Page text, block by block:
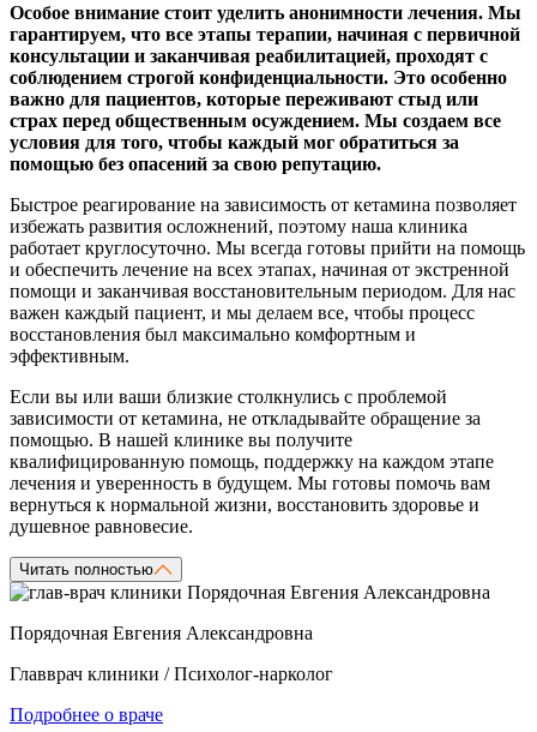
Особое внимание стоит уделить анонимности лечения. Мы
гарантируем, что все этапы терапии, начиная с первичной
консультации и заканчивая реабилитацией, проходят с
соблюдением строгой конфиденциальности. Это особенно
важно для пациентов, которые переживают стыд или
страх перед общественным осуждением. Мы создаем все
условия для того, чтобы каждый мог обратиться за
помощью без опасений за свою репутацию.
Быстрое реагирование на зависимость от кетамина позволяет
избежать развития осложнений, поэтому наша клиника
работает круглосуточно. Мы всегда готовы прийти на помощь
и обеспечить лечение на всех этапах, начиная от экстренной
помощи и заканчивая восстановительным периодом. Для нас
важен каждый пациент, и мы делаем все, чтобы процесс
восстановления был максимально комфортным и
эффективным.
Если вы или ваши близкие столкнулись с проблемой
зависимости от кетамина, не откладывайте обращение за
помощью. В нашей клинике вы получите
квалифицированную помощь, поддержку на каждом этапе
лечения и уверенность в будущем. Мы готовы помочь вам
вернуться к нормальной жизни, восстановить здоровье и
душевное равновесие.
Читать полностью
Порядочная Евгения Александровна
Главврач клиники / Психолог-нарколог
Подробнее о враче